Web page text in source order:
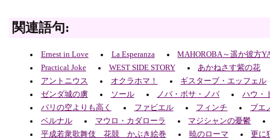
関連語句:
Ernest in Love La Esperanza
MAHOROBA～遥か彼方
Practical Joke
WEST SIDE STORY
あかねさす紫の花
アントニウス
オクラホマ！
ギスターブ・エッフェル
ゼンダ城の虜
ソール ノバ・ボサ・ノバ
ハウ・
パリの空よりも高く
ファビエル フィンチ
ブエ
ベルナル
マウロ・カダローラ
マジシャンの憂鬱
平成若衆歌舞伎 花競 かぶき絵巻
暁のローマ
更に